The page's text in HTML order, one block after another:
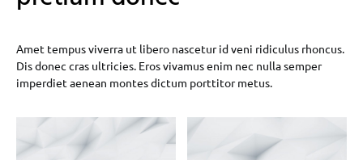
Amet tempus viverra ut libero nascetur id veni ridiculus rhoncus.
Dis donec cras ultricies. Eros vivamus enim nec nulla semper
imperdiet aenean montes dictum porttitor metus.